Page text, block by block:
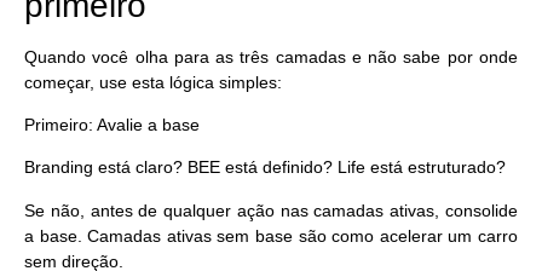
Quando você olha para as três camadas e não sabe por onde
começar, use esta lógica simples:
Primeiro: Avalie a base
Branding está claro? BEE está definido? Life está estruturado?
Se não, antes de qualquer ação nas camadas ativas, consolide
a base. Camadas ativas sem base são como acelerar um carro
sem direção.